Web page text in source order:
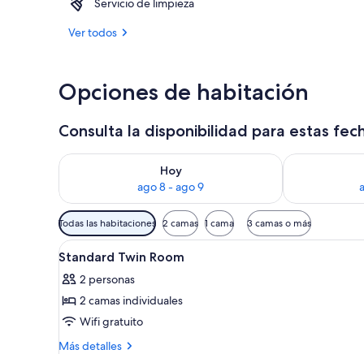
Servicio de limpieza
Ver todos
Opciones de habitación
Consulta la disponibilidad para estas
Hoy
ago 8 - ago 9
Consulta la disponibilidad para hoy ago 8 - ago 9
Consulta la
Filtros
disponibles
para
habitaciones
Todas las habitaciones 2 camas 1 cama 3 camas o más
Abrir
todas
las
fotos
de
Standard
Una cama doble con dos
1
Standard Twin Room
2 personas
2 camas individuales
Wifi gratuito
Más detalles
Más